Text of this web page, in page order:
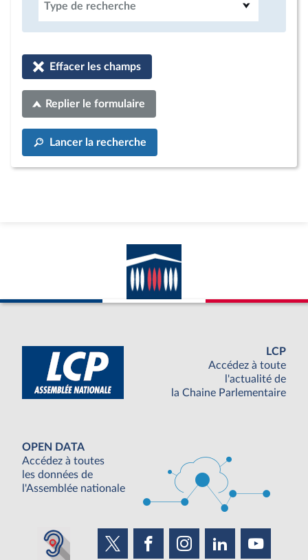
Type de recherche
Effacer les champs
Replier le formulaire
Lancer la recherche
LCP
Accédez à toute
l'actualité de
la Chaine Parlementaire
OPEN DATA
Accédez à toutes
les données de
l'Assemblée nationale